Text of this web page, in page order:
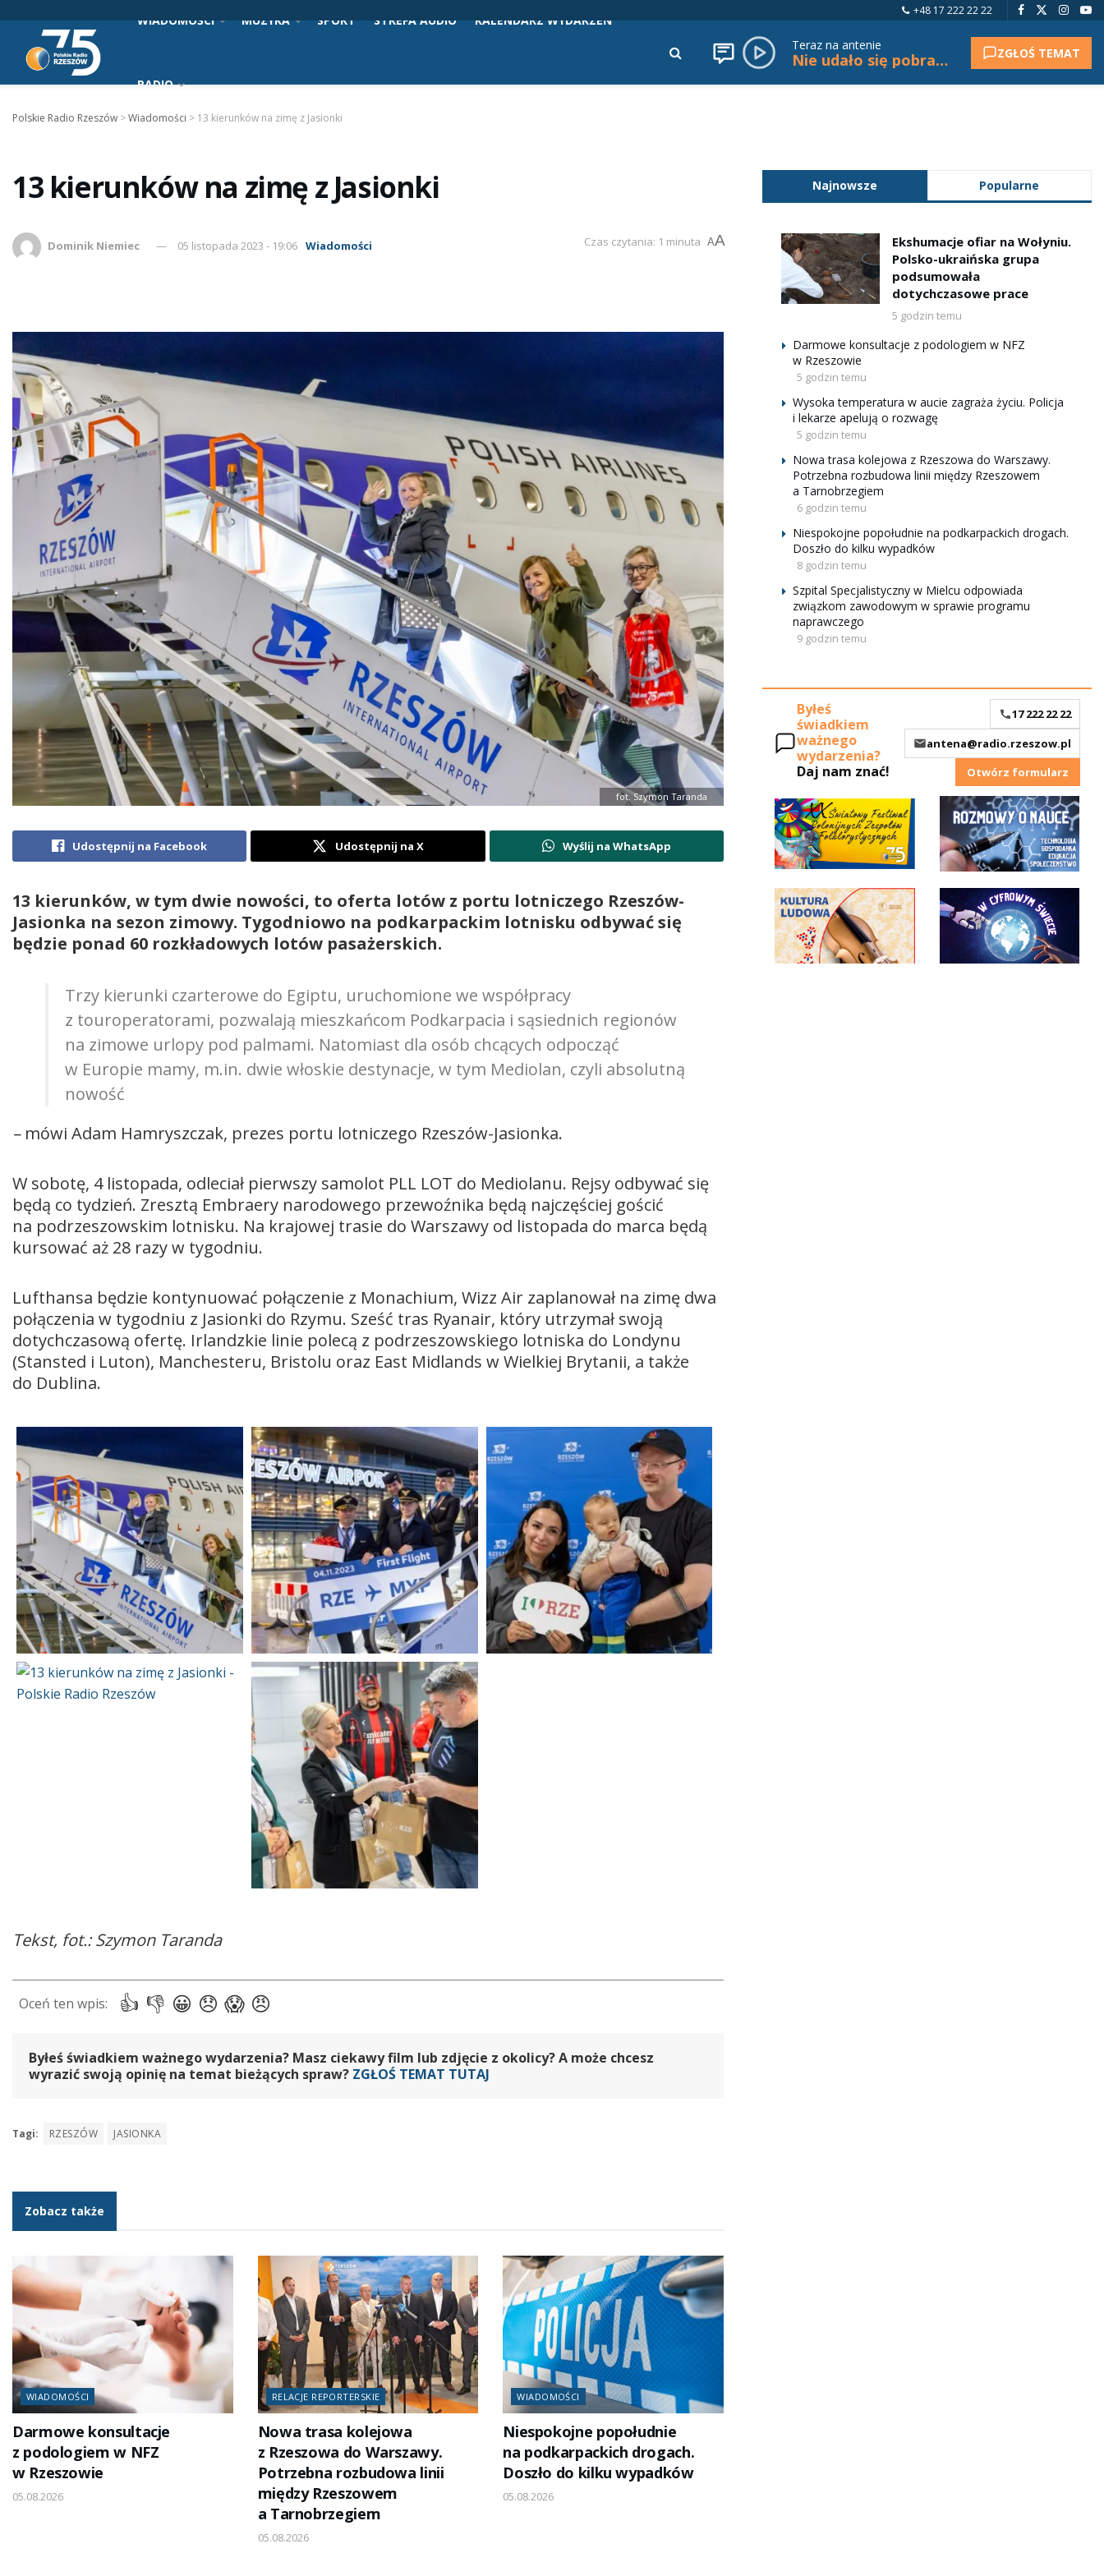
+48 17 222 22 22
WIADOMOŚCI MUZYKA SPORT STREFA AUDIO KALENDARZ WYDARZEŃ
RADIO
Teraz na antenie
Nie udało się pobrać tytułu. ZGŁOŚ TEMAT
Polskie Radio Rzeszów >Wiadomości > 13 kierunków na zimę z Jasionki
13 kierunków na zimę z Jasionki
Dominik Niemiec 05 listopada 2023 - 19:06 Wiadomości Czas czytania: 1 minuta AA
fot. Szymon Taranda
Udostępnij na Facebook Udostępnij na X Wyślij na WhatsApp
13 kierunków, w tym dwie nowości, to oferta lotów z portu lotniczego Rzeszów-
Jasionka na sezon zimowy. Tygodniowo na podkarpackim lotnisku odbywać się
będzie ponad 60 rozkładowych lotów pasażerskich.
Trzy kierunki czarterowe do Egiptu, uruchomione we współpracy
z touroperatorami, pozwalają mieszkańcom Podkarpacia i sąsiednich regionów
na zimowe urlopy pod palmami. Natomiast dla osób chcących odpocząć
w Europie mamy, m.in. dwie włoskie destynacje, w tym Mediolan, czyli absolutną
nowość
–mówi Adam Hamryszczak, prezes portu lotniczego Rzeszów-Jasionka.
W sobotę, 4 listopada, odleciał pierwszy samolot PLL LOT do Mediolanu. Rejsy odbywać się
będą co tydzień. Zresztą Embraery narodowego przewoźnika będą najczęściej gościć
na podrzeszowskim lotnisku. Na krajowej trasie do Warszawy od listopada do marca będą
kursować aż 28 razy w tygodniu.
Lufthansa będzie kontynuować połączenie z Monachium, Wizz Air zaplanował na zimę dwa
połączenia w tygodniu z Jasionki do Rzymu. Sześć tras Ryanair, który utrzymał swoją
dotychczasową ofertę. Irlandzkie linie polecą z podrzeszowskiego lotniska do Londynu
(Stansted i Luton), Manchesteru, Bristolu oraz East Midlands w Wielkiej Brytanii, a także
do Dublina.
Tekst, fot.: Szymon Taranda
Byłeś świadkiem ważnego wydarzenia? Masz ciekawy film lub zdjęcie z okolicy? A może chcesz
wyrazić swoją opinię na temat bieżących spraw? ZGŁOŚ TEMAT TUTAJ
Tagi: RZESZÓW JASIONKA
Zobacz także
WIADOMOŚCI
Darmowe konsultacje
z podologiem w NFZ
w Rzeszowie
05.08.2026
RELACJE REPORTERSKIE
Nowa trasa kolejowa
z Rzeszowa do Warszawy.
Potrzebna rozbudowa linii
między Rzeszowem
a Tarnobrzegiem
05.08.2026
WIADOMOŚCI
Niespokojne popołudnie
na podkarpackich drogach.
Doszło do kilku wypadków
05.08.2026
Najnowsze Popularne
Ekshumacje ofiar na Wołyniu.
Polsko-ukraińska grupa
podsumowała
dotychczasowe prace
5 godzin temu
Darmowe konsultacje z podologiem w NFZ
w Rzeszowie
5 godzin temu
Wysoka temperatura w aucie zagraża życiu. Policja
i lekarze apelują o rozwagę
5 godzin temu
Nowa trasa kolejowa z Rzeszowa do Warszawy.
Potrzebna rozbudowa linii między Rzeszowem
a Tarnobrzegiem
6 godzin temu
Niespokojne popołudnie na podkarpackich drogach.
Doszło do kilku wypadków
8 godzin temu
Szpital Specjalistyczny w Mielcu odpowiada
związkom zawodowym w sprawie programu
naprawczego
9 godzin temu
Byłeś
świadkiem
ważnego
wydarzenia?
Daj nam znać!
17 222 22 22
antena@radio.rzeszow.pl
Otwórz formularz